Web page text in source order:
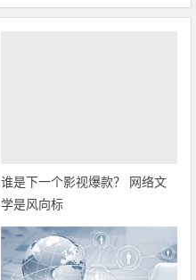
谁是下一个影视爆款？ 网络文
学是风向标